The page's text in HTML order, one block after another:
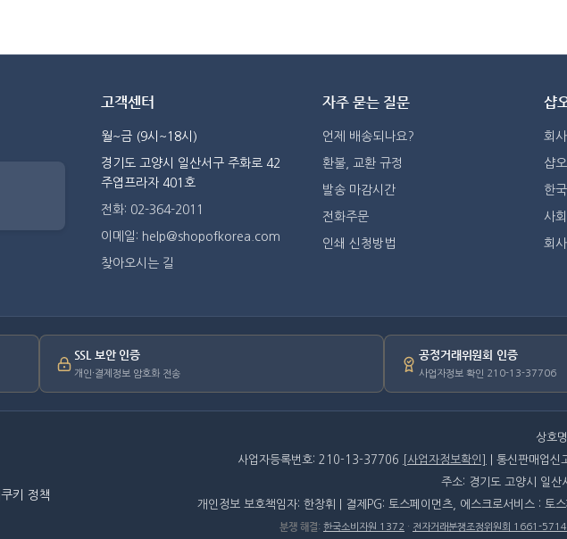
고객센터
월~금 (9시~18시)
경기도 고양시 일산서구 주화로 42
주엽프라자 401호
전화: 02-364-2011
이메일: help@shopofkorea.com
찾아오시는 길
자주 묻는 질문
언제 배송되나요?
환불, 교환 규정
발송 마감시간
전화주문
인쇄 신청방법
샵
회
샵
한
사
회
SSL 보안 인증
개인·결제정보 암호화 전송
공정거래위원회 인증
사업자정보 확인 210-13-37706
쿠키 정책
상호
사업자등록번호: 210-13-37706
[사업자정보확인]
| 통신판매업
주소: 경기도 고양시 일
개인정보 보호책임자: 한창휘 | 결제PG: 토스페이먼츠, 에스크로서비스 : 토
분쟁 해결: 한국소비자원 1372 · 전자거래분쟁조정위원회 1661-5714